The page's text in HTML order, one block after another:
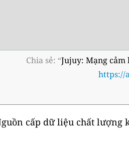
Chia sẻ: “Jujuy: Mạng
https://
cấp dữ liệu chất lượng